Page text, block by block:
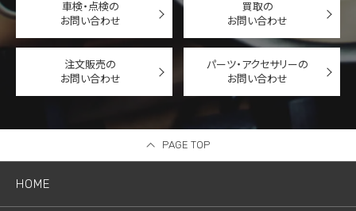
車検・点検の
お問い合わせ
買取の
お問い合わせ
注文販売の
お問い合わせ
パーツ・アクセサリーの
お問い合わせ
PAGE TOP
HOME